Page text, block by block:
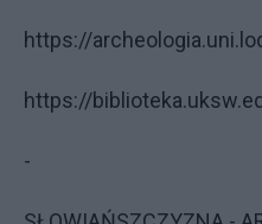
https://
https://
-